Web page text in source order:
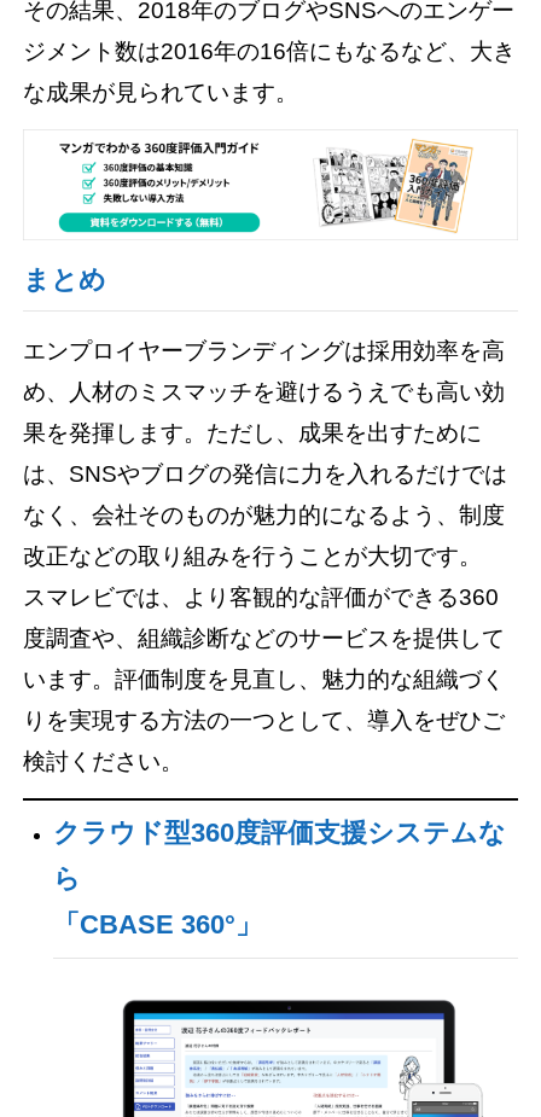
その結果、2018年のブログやSNSへのエンゲー
ジメント数は2016年の16倍にもなるなど、大き
な成果が見られています。
まとめ
エンプロイヤーブランディングは採用効率を高
め、人材のミスマッチを避けるうえでも高い効
果を発揮します。ただし、成果を出すために
は、SNSやブログの発信に力を入れるだけでは
なく、会社そのものが魅力的になるよう、制度
改正などの取り組みを行うことが大切です。
スマレビでは、より客観的な評価ができる360
度調査や、組織診断などのサービスを提供して
います。評価制度を見直し、魅力的な組織づく
りを実現する方法の一つとして、導入をぜひご
検討ください。
クラウド型360度評価支援システムな
ら
「CBASE 360°」